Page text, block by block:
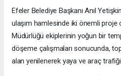
Efeler Belediye Başkanı Anıl
ulaşım hamlesinde iki önemli proje
Müdürlüğü ekiplerinin yoğun bir
döşeme çalışmaları sonucunda,
alan yenilenerek yaya ve araç